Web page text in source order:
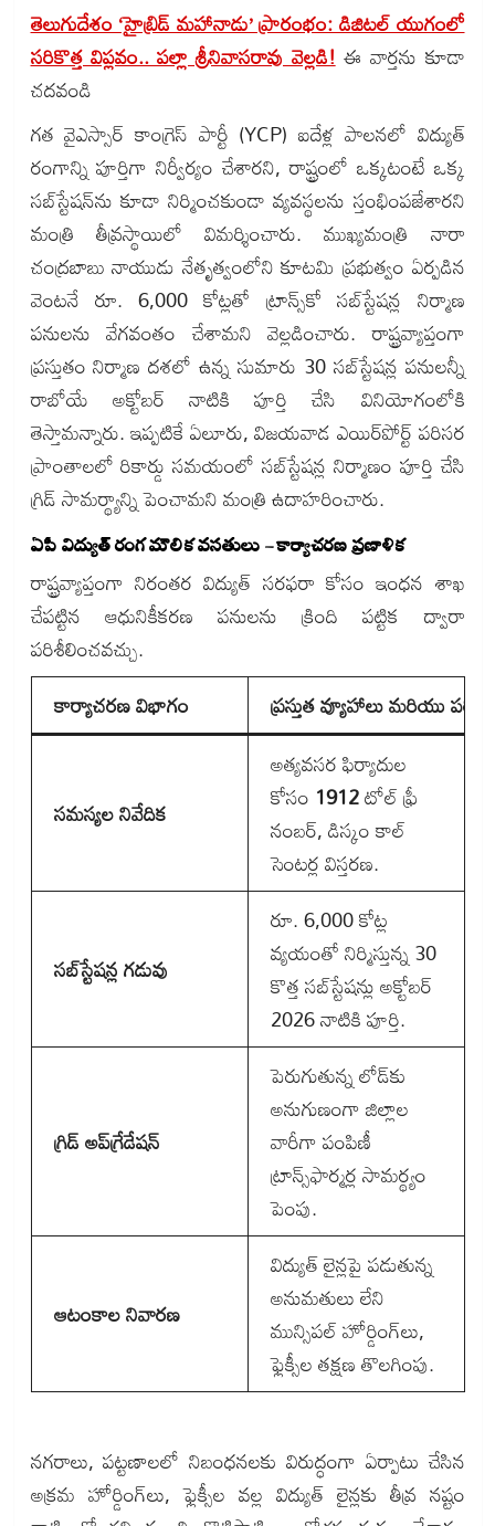
తెలుగుదేశం ‘హైబ్రిడ్ మహానాడు’ ప్రారంభం: డిజిటల్ యుగంలో
సరికొత్త విప్లవం.. పల్లా శ్రీనివాసరావు వెల్లడి!ఈ వార్తను కూడా
చదవండి
గత వైఎస్సార్ కాంగ్రెస్ పార్టీ (YCP) ఐదేళ్ల పాలనలో విద్యుత్
రంగాన్ని పూర్తిగా నిర్వీర్యం చేశారని, రాష్ట్రంలో ఒక్కటంటే ఒక్క
సబ్‌స్టేషన్‌ను కూడా నిర్మించకుండా వ్యవస్థలను స్తంభింపజేశారని
మంత్రి తీవ్రస్థాయిలో విమర్శించారు. ముఖ్యమంత్రి నారా
చంద్రబాబు నాయుడు నేతృత్వంలోని కూటమి ప్రభుత్వం ఏర్పడిన
వెంటనే రూ. 6,000 కోట్లతో ట్రాన్స్‌కో సబ్‌స్టేషన్ల నిర్మాణ
పనులను వేగవంతం చేశామని వెల్లడించారు. రాష్ట్రవ్యాప్తంగా
ప్రస్తుతం నిర్మాణ దశలో ఉన్న సుమారు 30 సబ్‌స్టేషన్ల పనులన్నీ
రాబోయే అక్టోబర్ నాటికి పూర్తి చేసి వినియోగంలోకి
తెస్తామన్నారు. ఇప్పటికే ఏలూరు, విజయవాడ ఎయిర్‌పోర్ట్ పరిసర
ప్రాంతాలలో రికార్డు సమయంలో సబ్‌స్టేషన్ల నిర్మాణం పూర్తి చేసి
గ్రిడ్ సామర్థ్యాన్ని పెంచామని మంత్రి ఉదాహరించారు.
ఏపీ విద్యుత్ రంగ మౌలిక వసతులు – కార్యాచరణ ప్రణాళిక
రాష్ట్రవ్యాప్తంగా నిరంతర విద్యుత్ సరఫరా కోసం ఇంధన శాఖ
చేపట్టిన ఆధునికీకరణ పనులను క్రింది పట్టిక ద్వారా
పరిశీలించవచ్చు.
కార్యాచరణ విభాగం
ప్రస్తుత వ్యూహాలు మరియు
సమస్యల నివేదిక
అత్యవసర ఫిర్యాదుల
కోసం 1912టోల్ ఫ్రీ
నంబర్, డిస్కం కాల్
సెంటర్ల విస్తరణ.
సబ్‌స్టేషన్ల గడువు
రూ. 6,000 కోట్ల
వ్యయంతో నిర్మిస్తున్న 30
కొత్త సబ్‌స్టేషన్లు అక్టోబర్
2026 నాటికి పూర్తి.
గ్రిడ్ అప్‌గ్రేడేషన్
పెరుగుతున్న లోడ్‌కు
అనుగుణంగా జిల్లాల
వారీగా పంపిణీ
ట్రాన్స్‌ఫార్మర్ల సామర్థ్యం
పెంపు.
ఆటంకాల నివారణ
విద్యుత్ లైన్లపై పడుతున్న
అనుమతులు లేని
మున్సిపల్ హోర్డింగ్‌లు,
ఫ్లెక్సీల తక్షణ తొలగింపు.
నగరాలు, పట్టణాలలో నిబంధనలకు విరుద్ధంగా ఏర్పాటు చేసిన
అక్రమ హోర్డింగ్‌లు, ఫ్లెక్సీల వల్ల విద్యుత్ లైన్లకు తీవ్ర నష్టం